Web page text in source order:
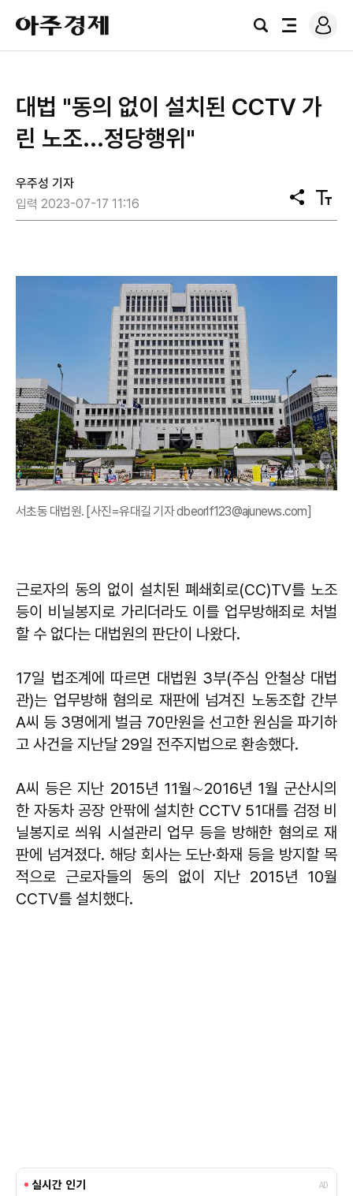
아
주
경
검
전
로
그
대법 "동의 없이 설치된 CCTV 가
린 노조...정당행위"
우주성 기자
입력 2023-07-17 11:16
공
유
텍
스
서초동 대법원. [사진=유대길 기자 dbeorlf123@ajunews.com]
근로자의 동의 없이 설치된 폐쇄회로(CC)TV를 노조
등이 비닐봉지로 가리더라도 이를 업무방해죄로 처벌
할 수 없다는 대법원의 판단이 나왔다.
17일 법조계에 따르면 대법원 3부(주심 안철상 대법
관)는 업무방해 혐의로 재판에 넘겨진 노동조합 간부
A씨 등 3명에게 벌금 70만원을 선고한 원심을 파기하
고 사건을 지난달 29일 전주지법으로 환송했다.
A씨 등은 지난 2015년 11월∼2016년 1월 군산시의
한 자동차 공장 안팎에 설치한 CCTV 51대를 검정 비
닐봉지로 씌워 시설관리 업무 등을 방해한 혐의로 재
판에 넘겨졌다. 해당 회사는 도난·화재 등을 방지할 목
적으로 근로자들의 동의 없이 지난 2015년 10월
CCTV를 설치했다.